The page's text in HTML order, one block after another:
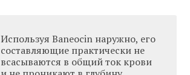
Используя Baneocin наружно, его
составляющие практически не
всасываются в общий ток крови